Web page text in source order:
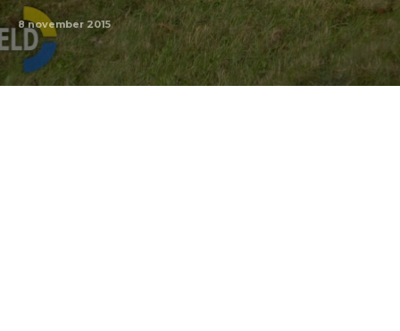
8 november 2015